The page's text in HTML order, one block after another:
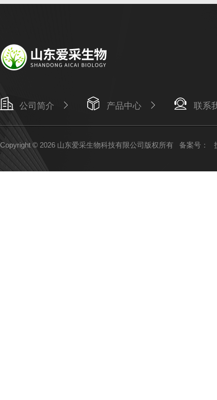
公司简介 产品中心 联系
Copyright © 2026 山东爱采生物科技有限公司版权所有 备案号：